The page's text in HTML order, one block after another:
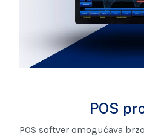
POS
POS softver omogućava